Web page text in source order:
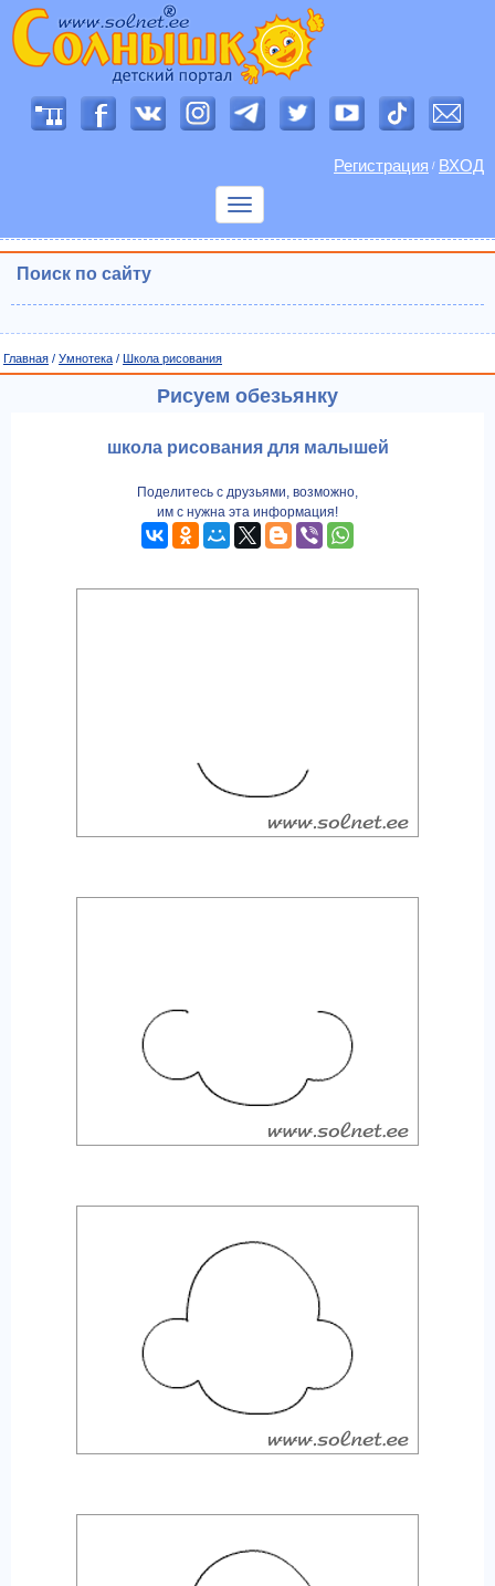
Регистрация / ВХОД
Показать
Поиск по сайту
Главная / Умнотека / Школа рисования
Рисуем обезьянку
школа рисования для малышей
Поделитесь с друзьями, возможно,
им с нужна эта информация!